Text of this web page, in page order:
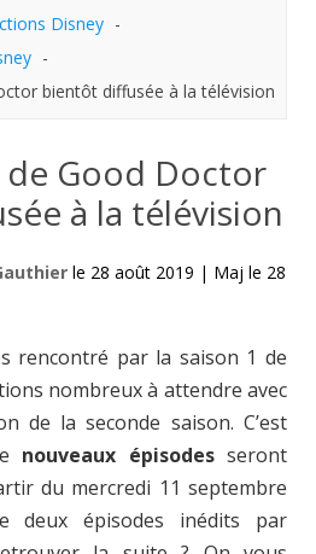
Disney
bientôt diffusée à la télévision
de Good Doctor
à la télévision
le 28 août 2019 | Maj le 28
rencontré par la saison 1 de
nombreux à attendre avec
de la seconde saison. C’est
nouveaux épisodesseront
du mercredi 11 septembre
deux épisodes inédits par